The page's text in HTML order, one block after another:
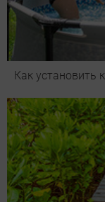
Как установить